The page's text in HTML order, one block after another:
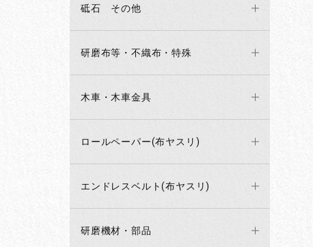
砥石 その他
研磨布等・不織布・特殊
木車・木車金具
ロールペーパー(布ヤスリ)
エンドレスベルト(布ヤスリ)
研磨機材・部品